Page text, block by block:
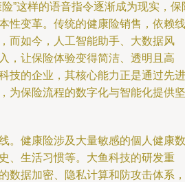
”这样的语音指令逐渐成为现实，保
性变革。传统的健康险销售，依赖线
而如今，人工智能助手、大数据风
，让保险体验变得简洁、透明且高
技的企业，其核心能力正是通过先进
为保险流程的数字化与智能化提供坚
。健康险涉及大量敏感的個人健康数
、生活习惯等。大鱼科技的研发重
数据加密、隐私计算和防攻击体系，